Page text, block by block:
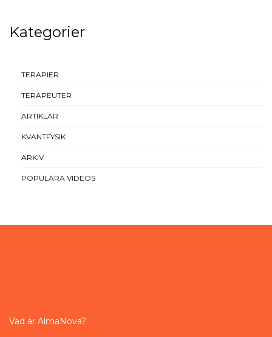
Kategorier
TERAPIER
TERAPEUTER
ARTIKLAR
KVANTFYSIK
ARKIV
POPULÄRA VIDEOS
Vad är AlmaNova?